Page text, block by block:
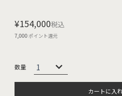
¥154,000税込
7,000ポイント還元
カートに入